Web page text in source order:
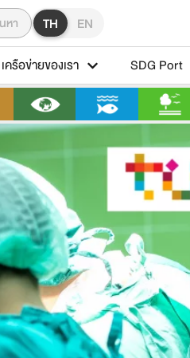
หา TH EN
เครือข่ายของเรา SDG Port